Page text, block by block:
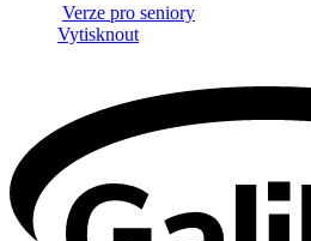
Verze pro seniory
Vytisknout